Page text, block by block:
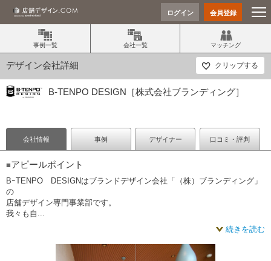
ログイン 会員登録
事例一覧 会社一覧 マッチング
デザイン会社詳細 クリップする
B-TENPO DESIGN［株式会社ブランディング］
会社情報 事例 デザイナー 口コミ・評判
■アピールポイント
BｰTENPO DESIGNはブランドデザイン会社「（株）ブランディング」
の
店舗デザイン専門事業部です。
我々も自...
続きを読む